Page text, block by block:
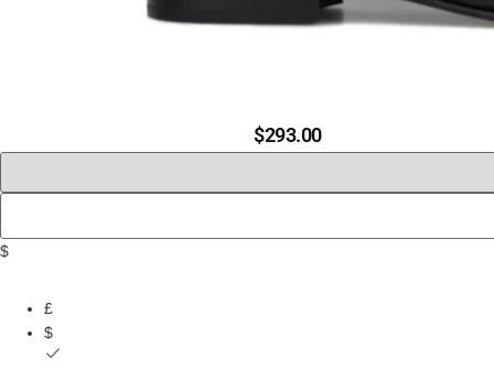
$293.00
$
£
$